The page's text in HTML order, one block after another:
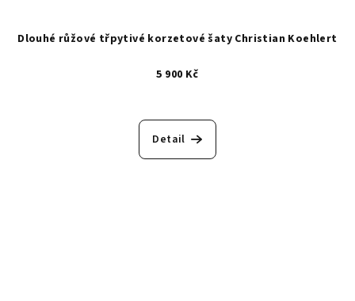
Dlouhé růžové třpytivé korzetové šaty Christian Koehlert
5 900 Kč
Detail